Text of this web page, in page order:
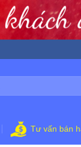
Tư vấn bán